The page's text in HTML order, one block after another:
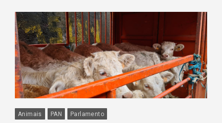
Animais PAN Parlamento